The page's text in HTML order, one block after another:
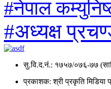
#नेपाल
#अध्यक्ष
सु.वि.द.नं.: १७५७/०७६-७७
प्रकाशक: श्री प्रकृति मिडिया